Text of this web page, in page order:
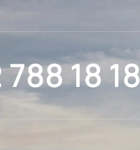
18 18